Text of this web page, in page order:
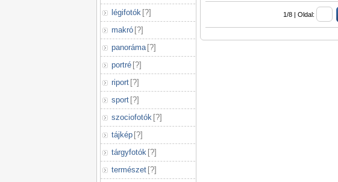
légifotók [?]
makró [?]
panoráma [?]
portré [?]
riport [?]
sport [?]
szociofotók [?]
tájkép [?]
tárgyfotók [?]
természet [?]
1/8 | Oldal: